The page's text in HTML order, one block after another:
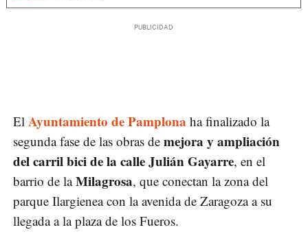
El Ayuntamiento de Pamplona ha finalizado la
segunda fase de las obras de mejora y ampliación
del carril bici de la calle Julián Gayarre, en el
barrio de laMilagrosa, que conectan la zona del
parque Ilargienea con la avenida de Zaragoza a su
llegada a la plaza de los Fueros.